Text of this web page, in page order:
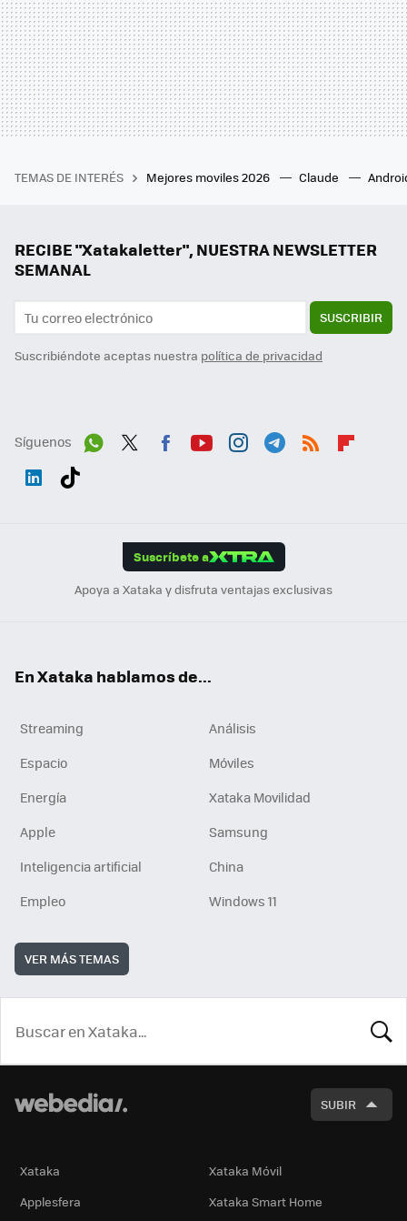
TEMAS DE INTERÉS Mejores moviles 2026 Claude
RECIBE "Xatakaletter", NUESTRA NEWSLETTER
SEMANAL
SUSCRIBIR
Suscribiéndote aceptas nuestra política de privacidad
Síguenos
Suscríbete a
Apoya a Xataka y disfruta ventajas exclusivas
En Xataka hablamos de...
Streaming
Análisis
Espacio
Móviles
Energía
Xataka Movilidad
Apple
Samsung
Inteligencia artificial
China
Empleo
Windows 11
VER MÁS TEMAS
SUBIR
Xataka
Xataka Móvil
Applesfera
Xataka Smart Home